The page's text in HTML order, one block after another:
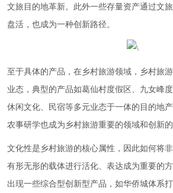
文旅目的地革新。此外一些存量资产通过文
盘活，也成为一种创新路径。
至于具体的产品，在乡村旅游领域，乡村旅
业态，典型的产品如葛仙村度假区、九女峰
休闲文化、民宿等多元业态于一体的目的地
农事研学也成为乡村旅游重要的领域和创新的
文化性是乡村旅游的核心属性，因此如何将
有形无形的载体进行活化、表达成为重要的
出现一些综合型创新型产品，如华侨城体系